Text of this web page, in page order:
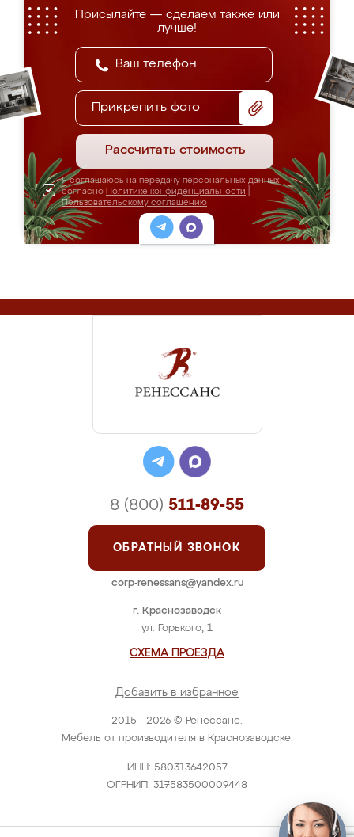
Присылайте — сделаем также или
лучше!
Прикрепить фото
Рассчитать стоимость
Я соглашаюсь на передачу персональных данных
согласно Политике конфиденциальности
Пользовательскому соглашению
2015 - 2026 © Ренессанс.
Мебель от производителя в Краснозаводске.
ИНН: 580313642057
ОГРНИП: 317583500009448
г. Краснозаводск
ул. Горького, 1
СХЕМА ПРОЕЗДА
Добавить в избранное
8 (800) 511-89-55
ОБРАТНЫЙ ЗВОНОК
corp-renessans@yandex.ru